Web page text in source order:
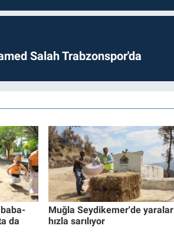
Salah Trabzonspor'da
da
Muğla Seydikemer'de yaralar
hızla sarılıyor